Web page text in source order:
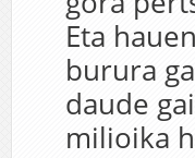
Eta
burura
daude
milioika